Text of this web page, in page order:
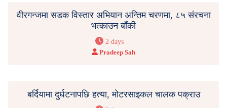
वीरगन्जमा सडक विस्तार अभियान अन्तिम चरणमा, ८५ संरचना
भत्काउन बाँकी
2 days
Pradeep Sah
बर्दियामा दुर्घटनापछि हत्या, मोटरसाइकल चालक पक्राउ